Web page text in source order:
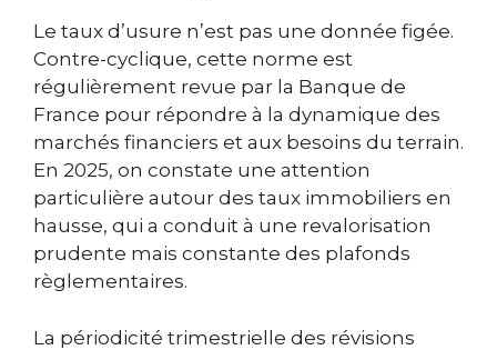
Le taux d’usure n’est pas une donnée figée.
Contre-cyclique, cette norme est
régulièrement revue par la Banque de
France pour répondre à la dynamique des
marchés financiers et aux besoins du terrain.
En 2025, on constate une attention
particulière autour des taux immobiliers en
hausse, qui a conduit à une revalorisation
prudente mais constante des plafonds
règlementaires.
La périodicité trimestrielle des révisions